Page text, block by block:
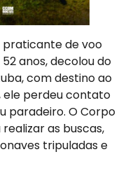
praticante de voo
anos, decolou do
com destino ao
ele perdeu contato
paradeiro. O Corpo
as buscas,
tripuladas e